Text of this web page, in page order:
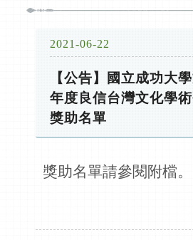
2021-06-22
【公告】國立成功大
年度良信台灣文化學
獎助名單
獎助名單請參閱附檔。